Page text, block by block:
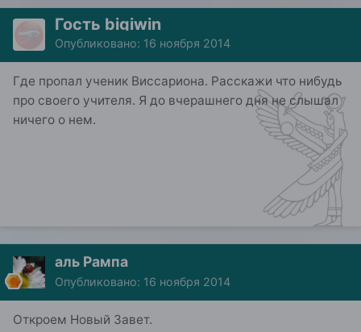
Гость bigiwin
Опубликовано: 16 ноября 2014
Где пропал ученик Виссариона. Расскажи что нибудь
про своего учителя. Я до вчерашнего дня не слышал
ничего о нем.
аль Рампа
Опубликовано: 16 ноября 2014
Откроем Новый Завет.